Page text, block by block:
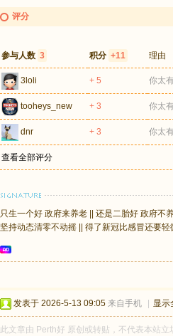
评分
参与人数 3 积分 +11 理由
3loli + 5 你太
tooheys_new + 3 你太
dnr + 3 你太
查看全部评分
只生一个好 政府来养老 || 还是二胎好 政府不
坚持动态清零不动摇 || 得了新冠比感冒还要轻
发表于 2026-5-13 09:05 来自手机 显示
此文章由 Perth好 原创或转贴，不代表本站